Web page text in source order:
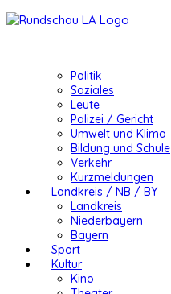
Politik
Soziales
Leute
Polizei / Gericht
Umwelt und Klima
Bildung und Schule
Verkehr
Kurzmeldungen
Landkreis / NB / BY
Landkreis
Niederbayern
Bayern
Sport
Kultur
Kino